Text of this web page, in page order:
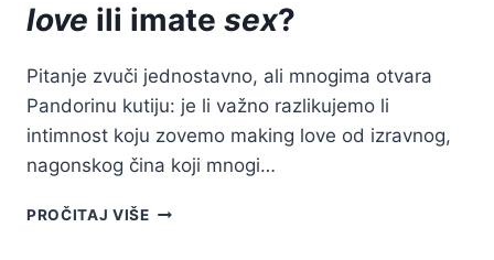
love ili imate sex?
Pitanje zvuči jednostavno, ali mnogima otvara
Pandorinu kutiju: je li važno razlikujemo li
intimnost koju zovemo making love od izravnog,
nagonskog čina koji mnogi…
PROČITAJ VIŠEJE